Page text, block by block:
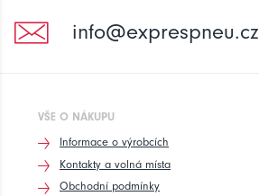
info@exprespneu.cz
VŠE O NÁKUPU
Informace o výrobcích
Kontakty a volná místa
Obchodní podmínky